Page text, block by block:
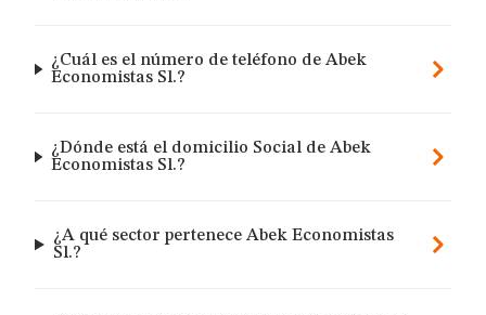
¿Cuál es el número de teléfono de Abek
Economistas Sl.?
¿Dónde está el domicilio Social de Abek
Economistas Sl.?
¿A qué sector pertenece Abek Economistas
Sl.?